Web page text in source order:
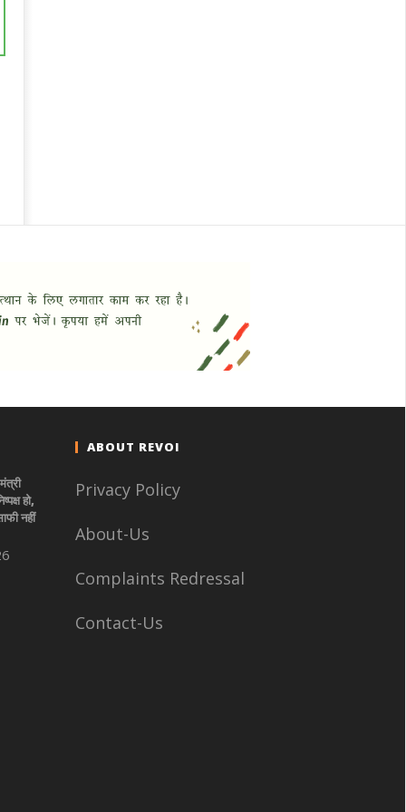
हो,
नहीं
ABOUT REVOI
Privacy Policy
About-Us
Complaints Redressal
Contact-Us